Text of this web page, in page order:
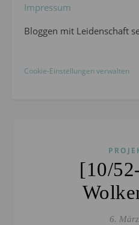
Impressum
Bloggen mit Leidenschaft
Cookie-Einstellungen verwalten
[10/
6.